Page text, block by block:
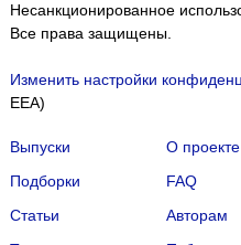
Несанкционированное
Все права защищены.
Изменить настройки
EEA)
Выпуски
Подборки
Статьи
О проекте
FAQ
Авторам